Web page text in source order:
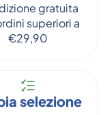
gratuita
superiori a
€29,90
selezione